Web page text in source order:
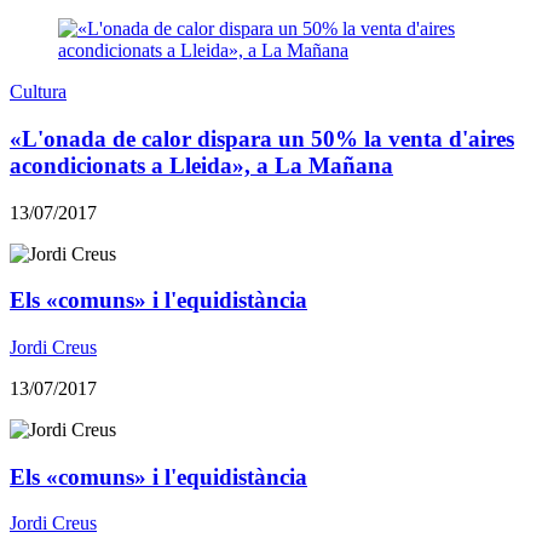
Cultura
«L'onada de calor dispara un 50% la venta d'aires
acondicionats a Lleida», a La Mañana
13/07/2017
Els «comuns» i l'equidistància
Jordi Creus
13/07/2017
Els «comuns» i l'equidistància
Jordi Creus